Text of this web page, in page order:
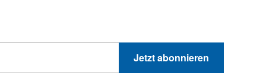
Jetzt abonnieren